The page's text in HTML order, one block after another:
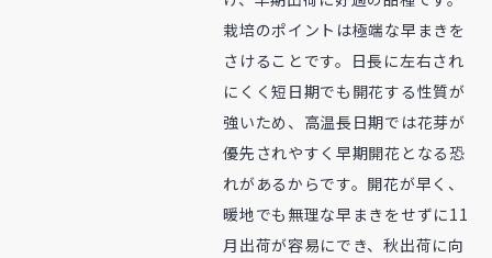
栽培のポイントは極端な早まきを
さけることです。日長に左右され
にくく短日期でも開花する性質が
強いため、高温長日期では花芽が
優先されやすく早期開花となる恐
れがあるからです。開花が早く、
暖地でも無理な早まきをせずに11
月出荷が容易にでき、秋出荷に向